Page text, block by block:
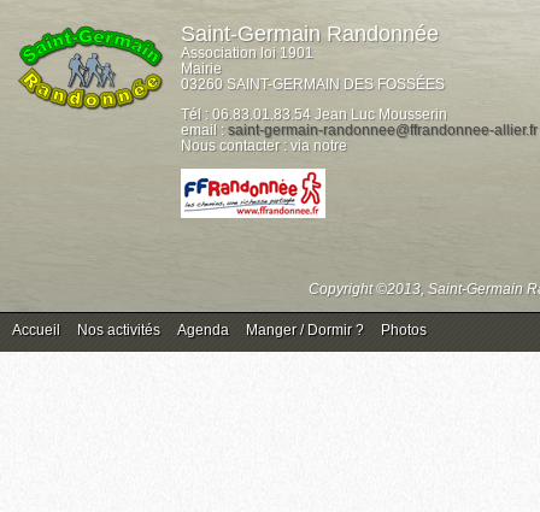
Saint-Germain Randonnée
Association loi 1901
Mairie
03260 SAINT-GERMAIN DES FOSSÉES
Tél : 06.83.01.83.54 Jean Luc Mousserin
email : saint-germain-randonnee@ffrandonnee-allier.fr
Nous contacter : via notre
Copyright ©2013, Saint-Germain
Accueil Nos activités Agenda Manger / Dormir ? Photos